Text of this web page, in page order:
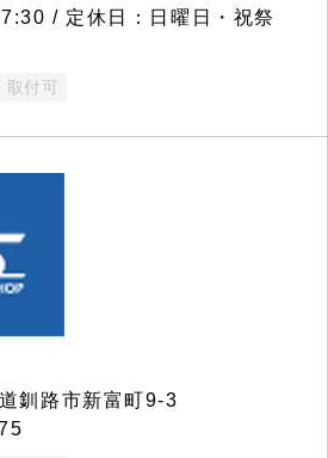
/ 定休日：日曜日・祝祭
取付可
釧路市新富町9-3